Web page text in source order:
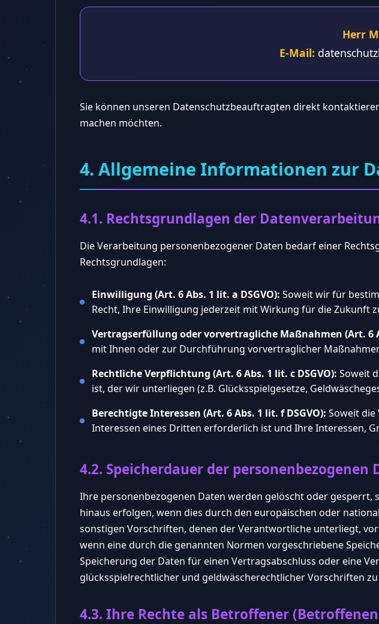
Herr
E-Mail:
Sie können unseren Datenschutzbeauftragten direkt
machen möchten.
4. Allgemeine Informationen zur
4.1. Rechtsgrundlagen der
Die Verarbeitung personenbezogener Daten bedarf einer
Rechtsgrundlagen:
Einwilligung (Art. 6 Abs. 1 lit. a DSGVO): Soweit wir für
Recht, Ihre Einwilligung jederzeit mit Wirkung für die Zukunft
Vertragserfüllung oder vorvertragliche Maßnahmen (Art. 6
mit Ihnen oder zur Durchführung vorvertraglicher
Rechtliche Verpflichtung (Art. 6 Abs. 1 lit. c DSGVO): Soweit
ist, der wir unterliegen (z.B. Glücksspielgesetze,
Berechtigte Interessen (Art. 6 Abs. 1 lit. f DSGVO): Soweit
Interessen eines Dritten erforderlich ist und Ihre Interessen,
4.2. Speicherdauer der personenbezogenen
Ihre personenbezogenen Daten werden gelöscht oder
hinaus erfolgen, wenn dies durch den europäischen oder
sonstigen Vorschriften, denen der Verantwortliche unterliegt,
wenn eine durch die genannten Normen vorgeschriebene
Speicherung der Daten für einen Vertragsabschluss oder eine
glücksspielrechtlicher und geldwäscherechtlicher Vorschriften
4.3. Ihre Rechte als Betroffener